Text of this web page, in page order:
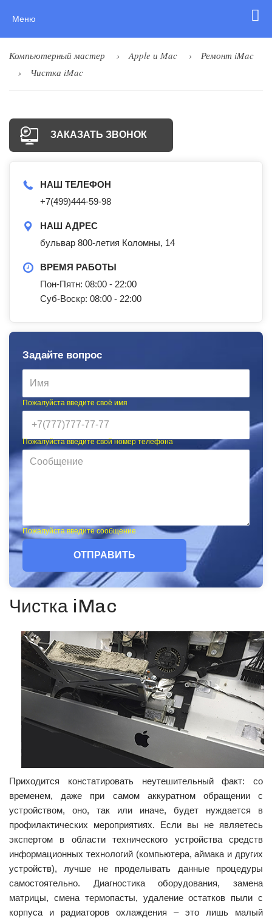
Меню
Компьютерный мастер Apple и Mac
Ремонт iMac
Чистка iMac
ЗАКАЗАТЬ ЗВОНОК
НАШ ТЕЛЕФОН
+7(499)444-59-98
НАШ АДРЕС
бульвар 800-летия Коломны, 14
ВРЕМЯ РАБОТЫ
Пон-Пятн: 08:00 - 22:00
Суб-Воскр: 08:00 - 22:00
Задайте вопрос
Пожалуйста введите своё имя
Пожалуйста введите свой номер телефона
Пожалуйста введите сообщение
ОТПРАВИТЬ
Чистка iMac
Приходится констатировать неутешительный факт: со
временем, даже при самом аккуратном обращении с
устройством, оно, так или иначе, будет нуждается в
профилактических мероприятиях. Если вы не являетесь
экспертом в области технического устройства средств
информационных технологий (компьютера, аймака и других
устройств), лучше не проделывать данные процедуры
самостоятельно. Диагностика оборудования, замена
матрицы, смена термопасты, удаление остатков пыли с
корпуса и радиаторов охлаждения – это лишь малый